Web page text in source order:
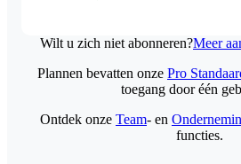
Wilt u zich niet abonneren?Meer
Plannen bevatten onze Pro
toegang door één
Ontdek onze Team- en
functies.